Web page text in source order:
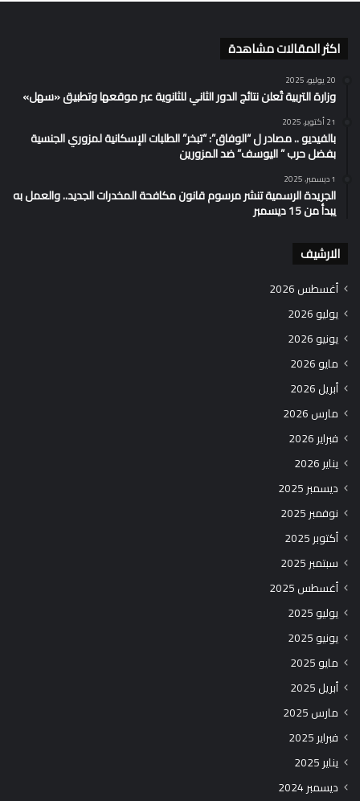
اكثر المقالات مشاهدة
20 يوليو، 2025
وزارة التربية تُعلن نتائج الدور الثاني للثانوية عبر موقعها وتطبيق «سهل»
21 أكتوبر، 2025
بالفيديو .. مصادر ل “الوفاق”: “تبخر” الطلبات الإسكانية لمزوري الجنسية
بفضل حرب ” اليوسف” ضد المزورين
1 ديسمبر، 2025
الجريدة الرسمية تنشر مرسوم قانون مكافحة المخدرات الجديد.. والعمل به
يبدأ من 15 ديسمبر
الارشيف
أغسطس 2026
يوليو 2026
يونيو 2026
مايو 2026
أبريل 2026
مارس 2026
فبراير 2026
يناير 2026
ديسمبر 2025
نوفمبر 2025
أكتوبر 2025
سبتمبر 2025
أغسطس 2025
يوليو 2025
يونيو 2025
مايو 2025
أبريل 2025
مارس 2025
فبراير 2025
يناير 2025
ديسمبر 2024